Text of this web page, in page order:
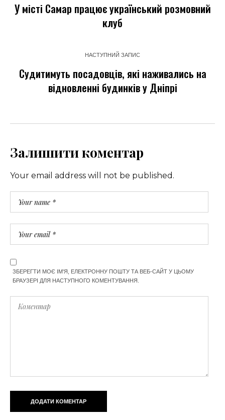
У місті Самар працює український розмовний
клуб
НАСТУПНИЙ ЗАПИС
Судитимуть посадовців, які наживались на
відновленні будинків у Дніпрі
Залишити коментар
Your email address will not be published.
ЗБЕРЕГТИ МОЄ ІМ'Я, ЕЛЕКТРОННУ ПОШТУ ТА ВЕБ-САЙТ У ЦЬОМУ
БРАУЗЕРІ ДЛЯ НАСТУПНОГО КОМЕНТУВАННЯ.